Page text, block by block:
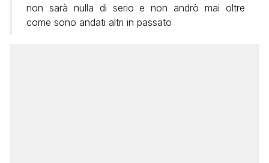
non sarà nulla di serio e non andrò mai oltre
come sono andati altri in passato